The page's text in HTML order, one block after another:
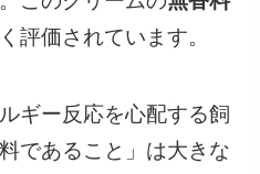
評価されています。
ギー反応を心配する飼
であること」は大きな